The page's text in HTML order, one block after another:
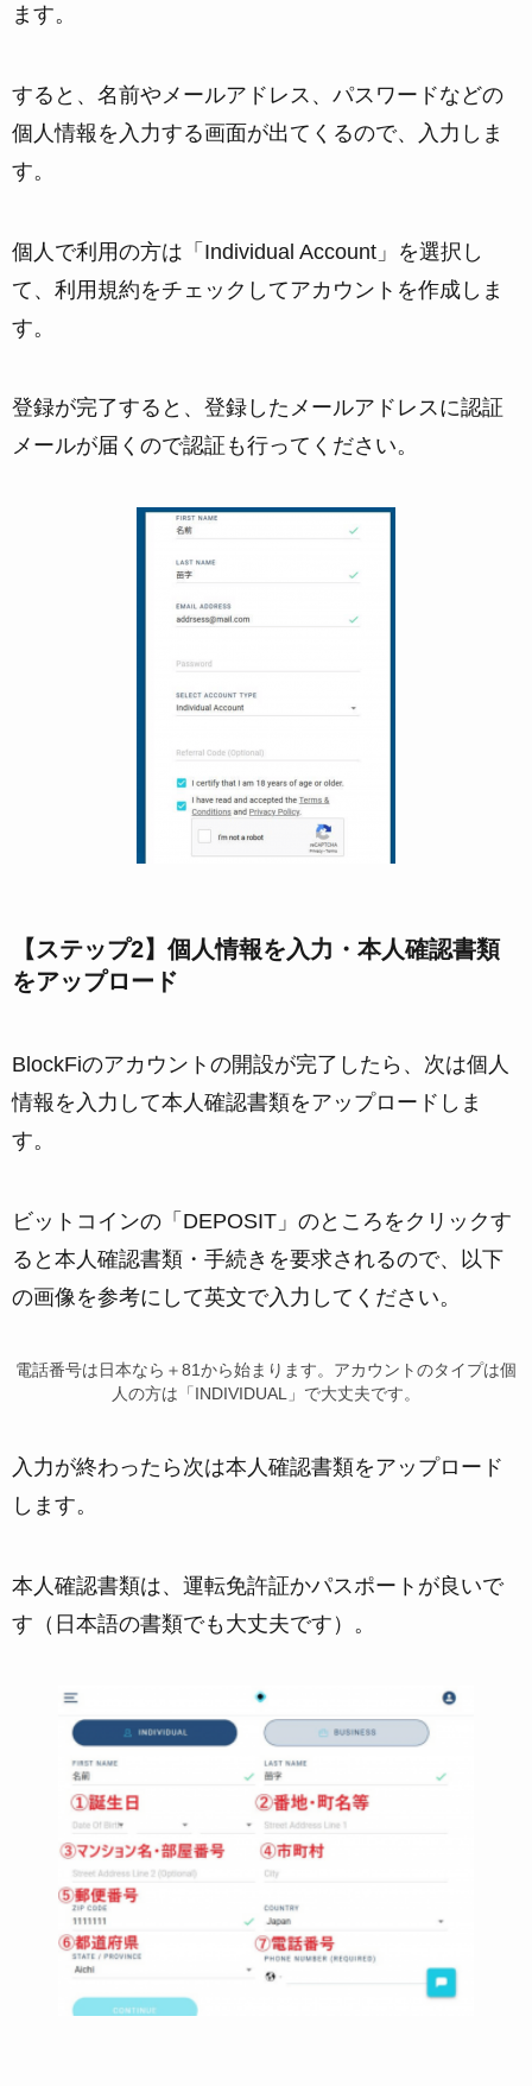
ます。
すると、名前やメールアドレス、パスワードなどの
個人情報を入力する画面が出てくるので、入力しま
す。
個人で利用の方は「Individual Account」を選択し
て、利用規約をチェックしてアカウントを作成しま
す。
登録が完了すると、登録したメールアドレスに認証
メールが届くので認証も行ってください。
【ステップ2】個人情報を入力・本人確認書類
をアップロード
BlockFiのアカウントの開設が完了したら、次は個人
情報を入力して本人確認書類をアップロードしま
す。
ビットコインの「DEPOSIT」のところをクリックす
ると本人確認書類・手続きを要求されるので、以下
の画像を参考にして英文で入力してください。
電話番号は日本なら＋81から始まります。アカウントのタイプは個
人の方は「INDIVIDUAL」で大丈夫です。
入力が終わったら次は本人確認書類をアップロード
します。
本人確認書類は、運転免許証かパスポートが良いで
す（日本語の書類でも大丈夫です）。